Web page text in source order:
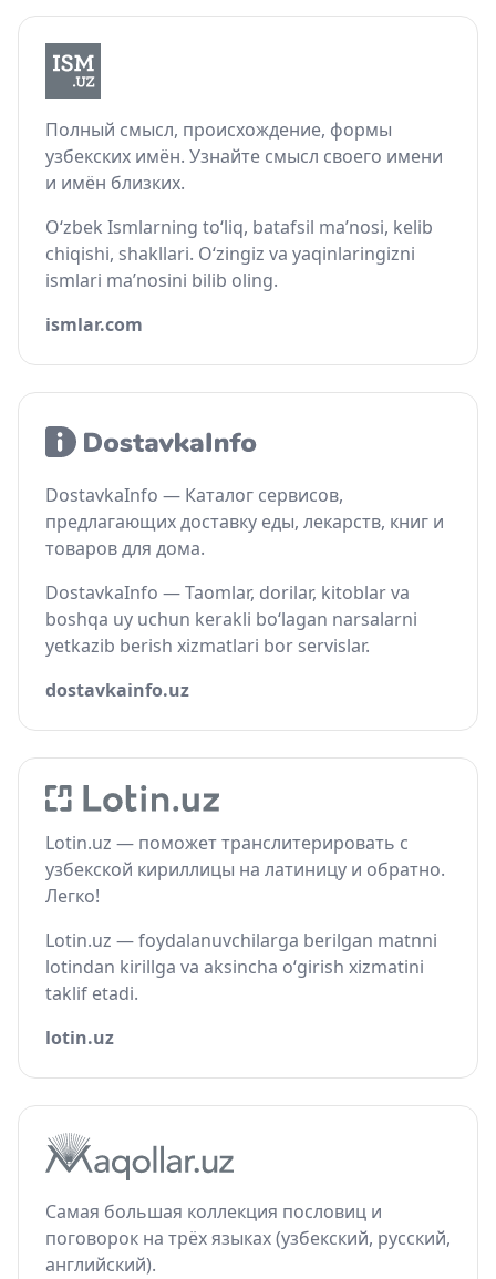
Полный смысл, происхождение, формы
узбекских имён. Узнайте смысл своего имени
и имён близких.
O‘zbek Ismlarning to‘liq, batafsil ma’nosi, kelib
chiqishi, shakllari. O‘zingiz va yaqinlaringizni
ismlari ma’nosini bilib oling.
ismlar.com
DostavkaInfo — Каталог сервисов,
предлагающих доставку еды, лекарств, книг и
товаров для дома.
DostavkaInfo — Taomlar, dorilar, kitoblar va
boshqa uy uchun kerakli bo‘lagan narsalarni
yetkazib berish xizmatlari bor servislar.
dostavkainfo.uz
Lotin.uz — поможет транслитерировать с
узбекской кириллицы на латиницу и обратно.
Легко!
Lotin.uz — foydalanuvchilarga berilgan matnni
lotindan kirillga va aksincha o‘girish xizmatini
taklif etadi.
lotin.uz
Самая большая коллекция пословиц и
поговорок на трёх языках (узбекский, русский,
английский).